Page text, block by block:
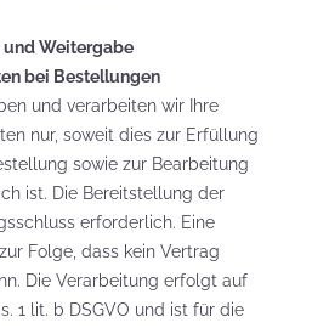
und Weitergabe
bei Bestellungen
und verarbeiten wir Ihre
nur, soweit dies zur Erfüllung
sowie zur Bearbeitung
ist. Die Bereitstellung der
erforderlich. Eine
Folge, dass kein Vertrag
Die Verarbeitung erfolgt auf
1 lit. b DSGVO und ist für die